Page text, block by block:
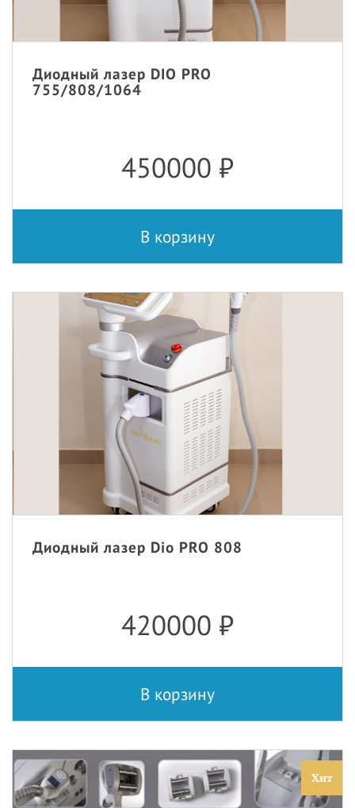
Диодный лазер DIO PRO
755/808/1064
450000 ₽
В корзину
Диодный лазер Dio PRO 808
420000 ₽
В корзину
Хит